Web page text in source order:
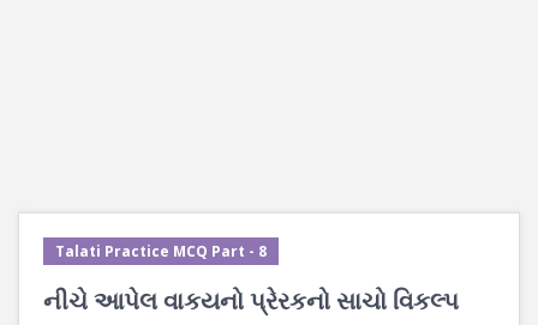
Talati Practice MCQ Part - 8
નીચે આપેલ વાકયનો પ્રેરકનો સાચો વિકલ્પ